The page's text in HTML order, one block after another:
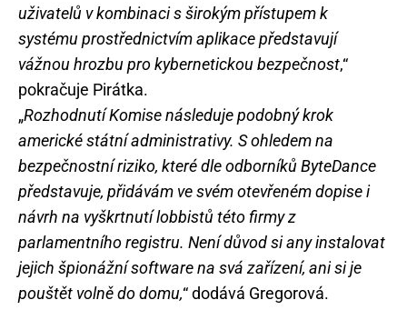
uživatelů v kombinaci s širokým přístupem k
systému prostřednictvím aplikace představují
vážnou hrozbu pro kybernetickou bezpečnost,“
pokračuje Pirátka.
„Rozhodnutí Komise následuje podobný krok
americké státní administrativy. S ohledem na
bezpečnostní riziko, které dle odborníků ByteDance
představuje, přidávám ve svém otevřeném dopise i
návrh na vyškrtnutí lobbistů této firmy z
parlamentního registru. Není důvod si any instalovat
jejich špionážní software na svá zařízení, ani si je
pouštět volně do domu,“ dodává Gregorová.